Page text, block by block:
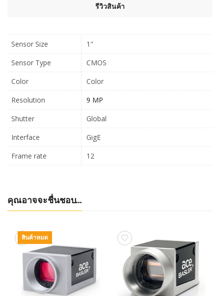
รีวิวสินค้า
Sensor Size
1"
Sensor Type
CMOS
Color
Color
Resolution
9 MP
Shutter
Global
Interface
GigE
Frame rate
12
คุณอาจจะชื่นชอบ…
สินค้าหมด